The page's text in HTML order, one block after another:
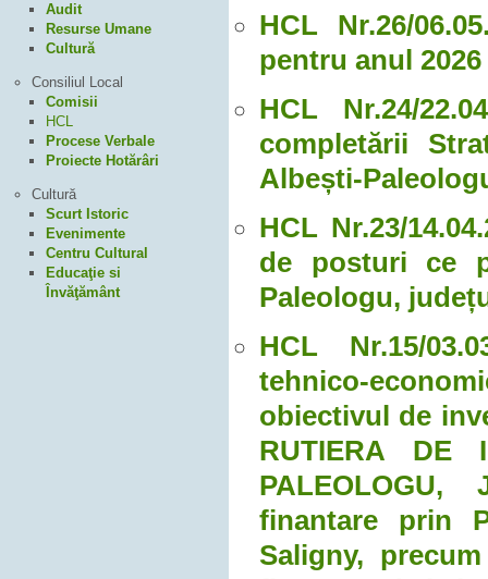
HCL Nr.26/
pentru anul
HCL Nr.24/
completării
Albești-
HCL Nr.23/
de posturi ce
Paleologu,
HCL Nr.15/
tehnico-
obiectivul de
RUTIERA DE
PALEOLOGU,
finantare prin
Saligny,
Audit
Resurse Umane
Cultură
Consiliul Local
Comisii
HCL
Procese Verbale
Proiecte Hotărâri
Cultură
Scurt Istoric
Evenimente
Centru Cultural
Educaţie si
Învăţământ